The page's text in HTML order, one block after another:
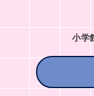
小学